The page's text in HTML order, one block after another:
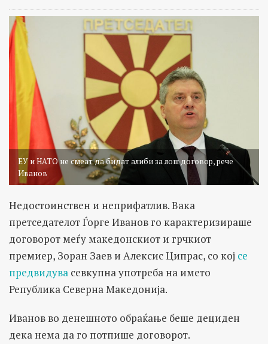
ЕУ и НАТО не смеат да бидат алиби за лош договор, рече
Иванов
Недостоинствен и неприфатлив. Вака
претседателот Ѓорге Иванов го карактеризираше
договорот меѓу македонскиот и грчкиот
премиер, Зоран Заев и Алексис Ципрас, со кој се
предвидува севкупна употреба на името
Република Северна Македонија.
Иванов во денешното обраќање беше дециден
дека нема да го потпише договорот.